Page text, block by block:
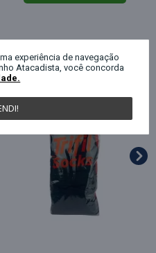
PRODUTO,
experiência de navegação
Atacadista, você concorda